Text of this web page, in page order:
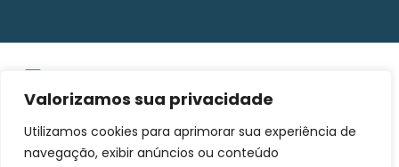
Valorizamos sua privacidade
Utilizamos cookies para aprimorar sua experiência de
navegação, exibir anúncios ou conteúdo
reservados ©2025
Orgulhosamente
desenvolvido por
secretaria@brasscom.org.br
e Normas